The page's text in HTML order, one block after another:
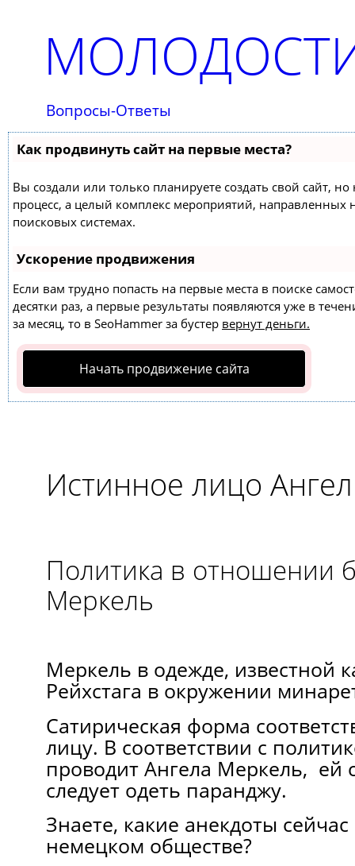
Вопросы-Ответы
Как продвинуть сайт на первые места?
Вы создали или только планируете создать свой сайт,
процесс, а целый комплекс мероприятий,
поисковых системах.
Ускорение продвижения
Если вам трудно попасть на первые места в поиске
десятки раз, а первые результаты появляются уже в
за месяц, то в SeoHammer за бустер вернут деньги.
Начать продвижение сайта
Истинное лицо
Политика в отношении
Меркель
Меркель в одежде, известной
Рейхстага в окружении
Сатирическая форма
лицу. В соответствии с
проводит Ангела Меркель, ей
следует одеть паранджу.
Знаете, какие анекдоты
немецком обществе?